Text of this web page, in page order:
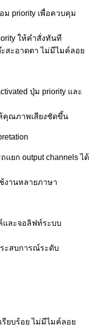
ม priority เพื่อควบคุม
ให้คำสั่งทันที
สะอาดตา ไม่มีไมค์ลอย
ปุ่ม priority และ
คุณภาพเสียงชัดขึ้น
แยก output channels ได้
งานหลายภาษา
และจอลิฟท์ระบบ
ะสบการณ์ระดับ
รียบร้อย ไม่มีไมค์ลอย